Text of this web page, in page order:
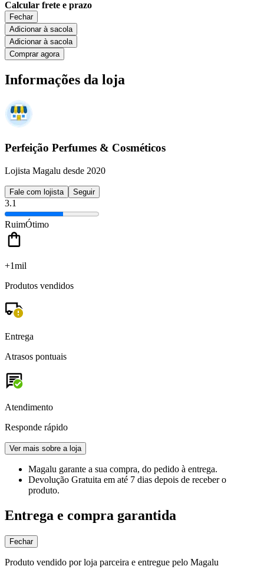
Calcular frete e prazo
Fechar
Adicionar à sacola
Adicionar à sacola
Comprar agora
Informações da loja
Perfeição Perfumes & Cosméticos
Lojista Magalu desde 2020
Fale com lojista Seguir
3.1
RuimÓtimo
+1mil
Produtos vendidos
Entrega
Atrasos pontuais
Atendimento
Responde rápido
Ver mais sobre a loja
Magalu garante a sua compra, do pedido à entrega.
Devolução Gratuita em até 7 dias depois de receber o
produto.
Entrega e compra garantida
Fechar
Produto vendido por loja parceira e entregue pelo Magalu